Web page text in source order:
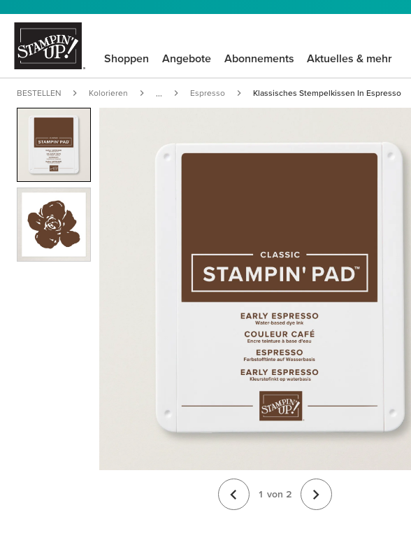
Shoppen Angebote Abonnements Aktuelles & mehr
BESTELLEN Kolorieren Espresso Klassisches Stempelkissen In Espresso
1 von 2